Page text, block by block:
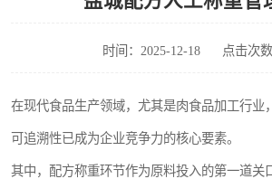
时间：2025-12-18 点击次
在现代食品生产领域，尤其是肉食品加工行业
可追溯性已成为企业竞争力的核心要素。
其中，配方称重环节作为原料投入的第一道关